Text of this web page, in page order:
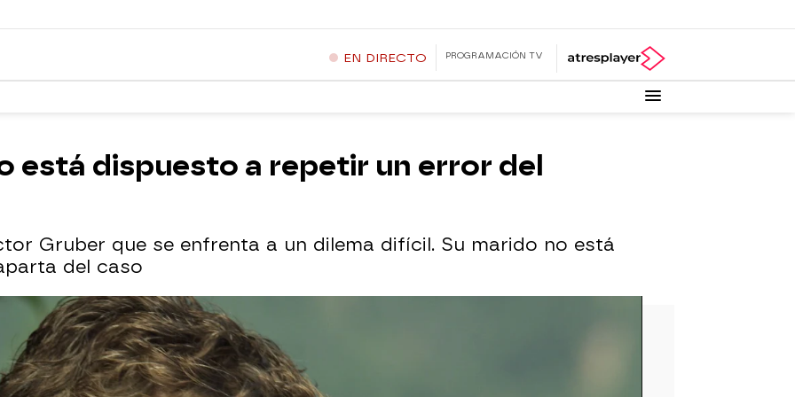
EN DIRECTO PROGRAMACIÓN TV
está dispuesto a repetir un error del
Gruber que se enfrenta a un dilema difícil. Su marido no está
del caso